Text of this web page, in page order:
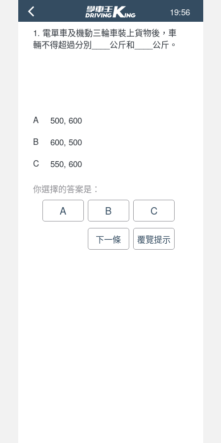
19:56
1. 電單車及機動三輪車裝上貨物後，車
輛不得超過分別____公斤和____公斤。
A
500, 600
B
600, 500
C
550, 600
你選擇的答案是：
A B C
下一條 覆覽提示